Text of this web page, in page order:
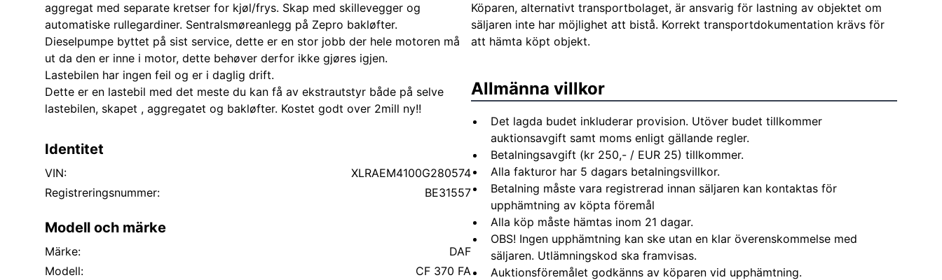
aggregat med separate kretser for kjøl/frys. Skap med skillevegger og
automatiske rullegardiner. Sentralsmøreanlegg på Zepro bakløfter.
Dieselpumpe byttet på sist service, dette er en stor jobb der hele motoren må
ut da den er inne i motor, dette behøver derfor ikke gjøres igjen.
Lastebilen har ingen feil og er i daglig drift.
Dette er en lastebil med det meste du kan få av ekstrautstyr både på selve
lastebilen, skapet , aggregatet og bakløfter. Kostet godt over 2mill ny!!
Identitet
VIN:
XLRAEM4100G280574
Registreringsnummer:
BE31557
Modell och märke
Märke:
DAF
Modell:
CF 370 FA
Köparen, alternativt transportbolaget, är ansvarig för lastning av objektet om
säljaren inte har möjlighet att bistå. Korrekt transportdokumentation krävs för
att hämta köpt objekt.
Allmänna villkor
Det lagda budet inkluderar provision. Utöver budet tillkommer
auktionsavgift samt moms enligt gällande regler.
Betalningsavgift (kr 250,- / EUR 25) tillkommer.
Alla fakturor har 5 dagars betalningsvillkor.
Betalning måste vara registrerad innan säljaren kan kontaktas för
upphämtning av köpta föremål
Alla köp måste hämtas inom 21 dagar.
OBS! Ingen upphämtning kan ske utan en klar överenskommelse med
säljaren. Utlämningskod ska framvisas.
Auktionsföremålet godkänns av köparen vid upphämtning.